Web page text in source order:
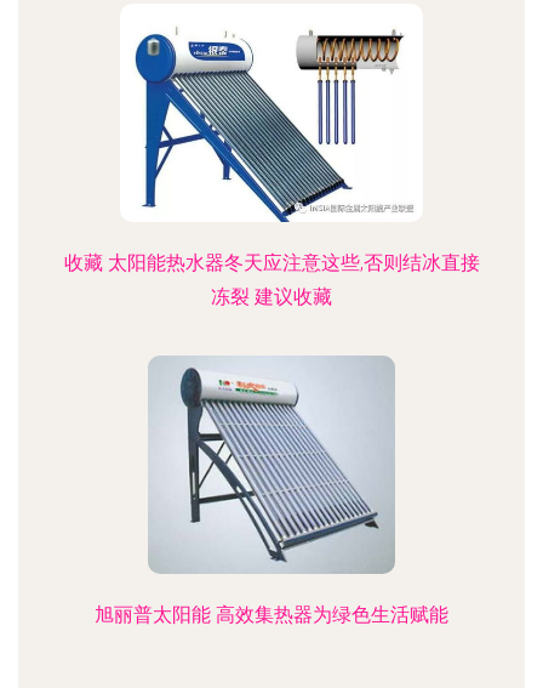
收藏 太阳能热水器冬天应注意这些,否则结冰直接
冻裂 建议收藏
旭丽普太阳能 高效集热器为绿色生活赋能